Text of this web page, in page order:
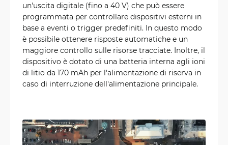
un'uscita digitale (fino a 40 V) che può essere
programmata per controllare dispositivi esterni in
base a eventi o trigger predefiniti. In questo modo
è possibile ottenere risposte automatiche e un
maggiore controllo sulle risorse tracciate. Inoltre, il
dispositivo è dotato di una batteria interna agli ioni
di litio da 170 mAh per l'alimentazione di riserva in
caso di interruzione dell'alimentazione principale.